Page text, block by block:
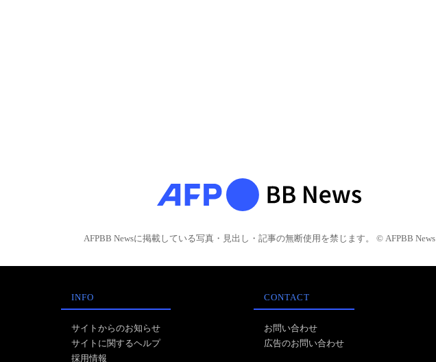
AFPBB Newsに掲載している写真・見出し・記事の無断使用を禁じます。 © AFPBB News
INFO
サイトからのお知らせ
サイトに関するヘルプ
採用情報
CONTACT
お問い合わせ
広告のお問い合わせ